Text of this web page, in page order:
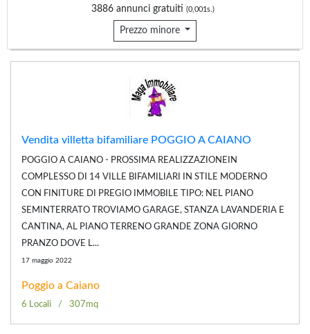
3886 annunci gratuiti (0,001s.)
Prezzo minore
Vendita villetta bifamiliare POGGIO A CAIANO
POGGIO A CAIANO - PROSSIMA REALIZZAZIONEIN
COMPLESSO DI 14 VILLE BIFAMILIARI IN STILE MODERNO
CON FINITURE DI PREGIO IMMOBILE TIPO: NEL PIANO
SEMINTERRATO TROVIAMO GARAGE, STANZA LAVANDERIA E
CANTINA, AL PIANO TERRENO GRANDE ZONA GIORNO
PRANZO DOVE L...
17 maggio 2022
Poggio a Caiano
6 Locali 307mq